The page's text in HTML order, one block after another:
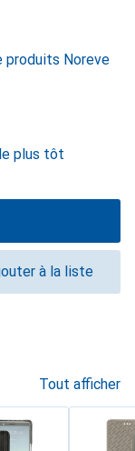
produits Noreve
plus tôt
à la liste
Tout afficher